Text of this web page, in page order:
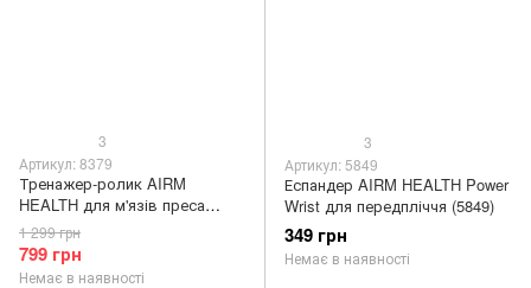
3
Артикул: 8379
Тренажер-ролик AIRM
HEALTH для м'язів преса
(8379)
799 грн
1 299 грн
Немає в наявності
3
Артикул: 5849
Еспандер AIRM HEALTH Power
Wrist для передпліччя (5849)
349 грн
Немає в наявності